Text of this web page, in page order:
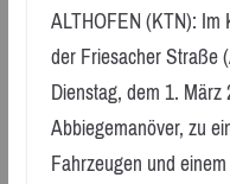
ALTHOFEN (KTN):
der Friesacher Straße
Dienstag, dem 1.
Abbiegemanöver, zu
Fahrzeugen und